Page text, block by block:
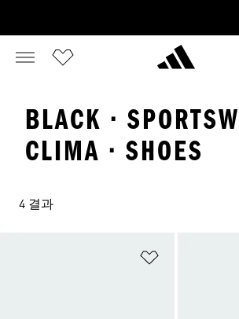
BLACK ·
CLIMA · SHOES
4 결과